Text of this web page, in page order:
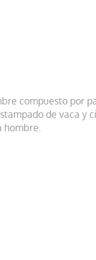
compuesto por
de vaca y
hombre.